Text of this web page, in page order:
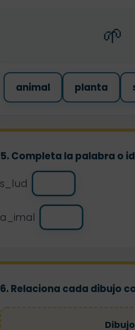
🌱
animal planta
5. Completa la palabra o
s_lud
a_imal
6. Relaciona cada dibujo